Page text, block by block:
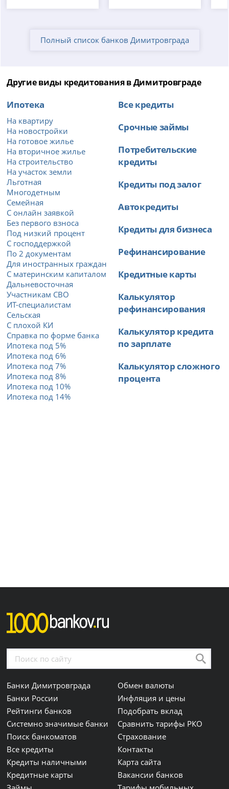
Полный список банков Димитровграда
Другие виды кредитования в Димитровграде
Ипотека
На квартиру
На новостройки
На готовое жилье
На вторичное жилье
На строительство
На участок земли
Льготная
Многодетным
Семейная
С онлайн заявкой
Без первого взноса
Под низкий процент
С господдержкой
По 2 документам
Для иностранных граждан
С материнским капиталом
Дальневосточная
Участникам СВО
ИТ-специалистам
Сельская
С плохой КИ
Справка по форме банка
Ипотека под 5%
Ипотека под 6%
Ипотека под 7%
Ипотека под 8%
Ипотека под 10%
Ипотека под 14%
Все кредиты
Срочные займы
Потребительские
кредиты
Кредиты под залог
Автокредиты
Кредиты для бизнеса
Рефинансирование
Кредитные карты
Калькулятор
рефинансирования
Калькулятор кредита
по зарплате
Калькулятор сложного
процента
Банки Димитровграда
Банки России
Рейтинги банков
Системно значимые банки
Поиск банкоматов
Все кредиты
Кредиты наличными
Кредитные карты
Обмен валюты
Инфляция и цены
Подобрать вклад
Сравнить тарифы РКО
Страхование
Контакты
Карта сайта
Вакансии банков